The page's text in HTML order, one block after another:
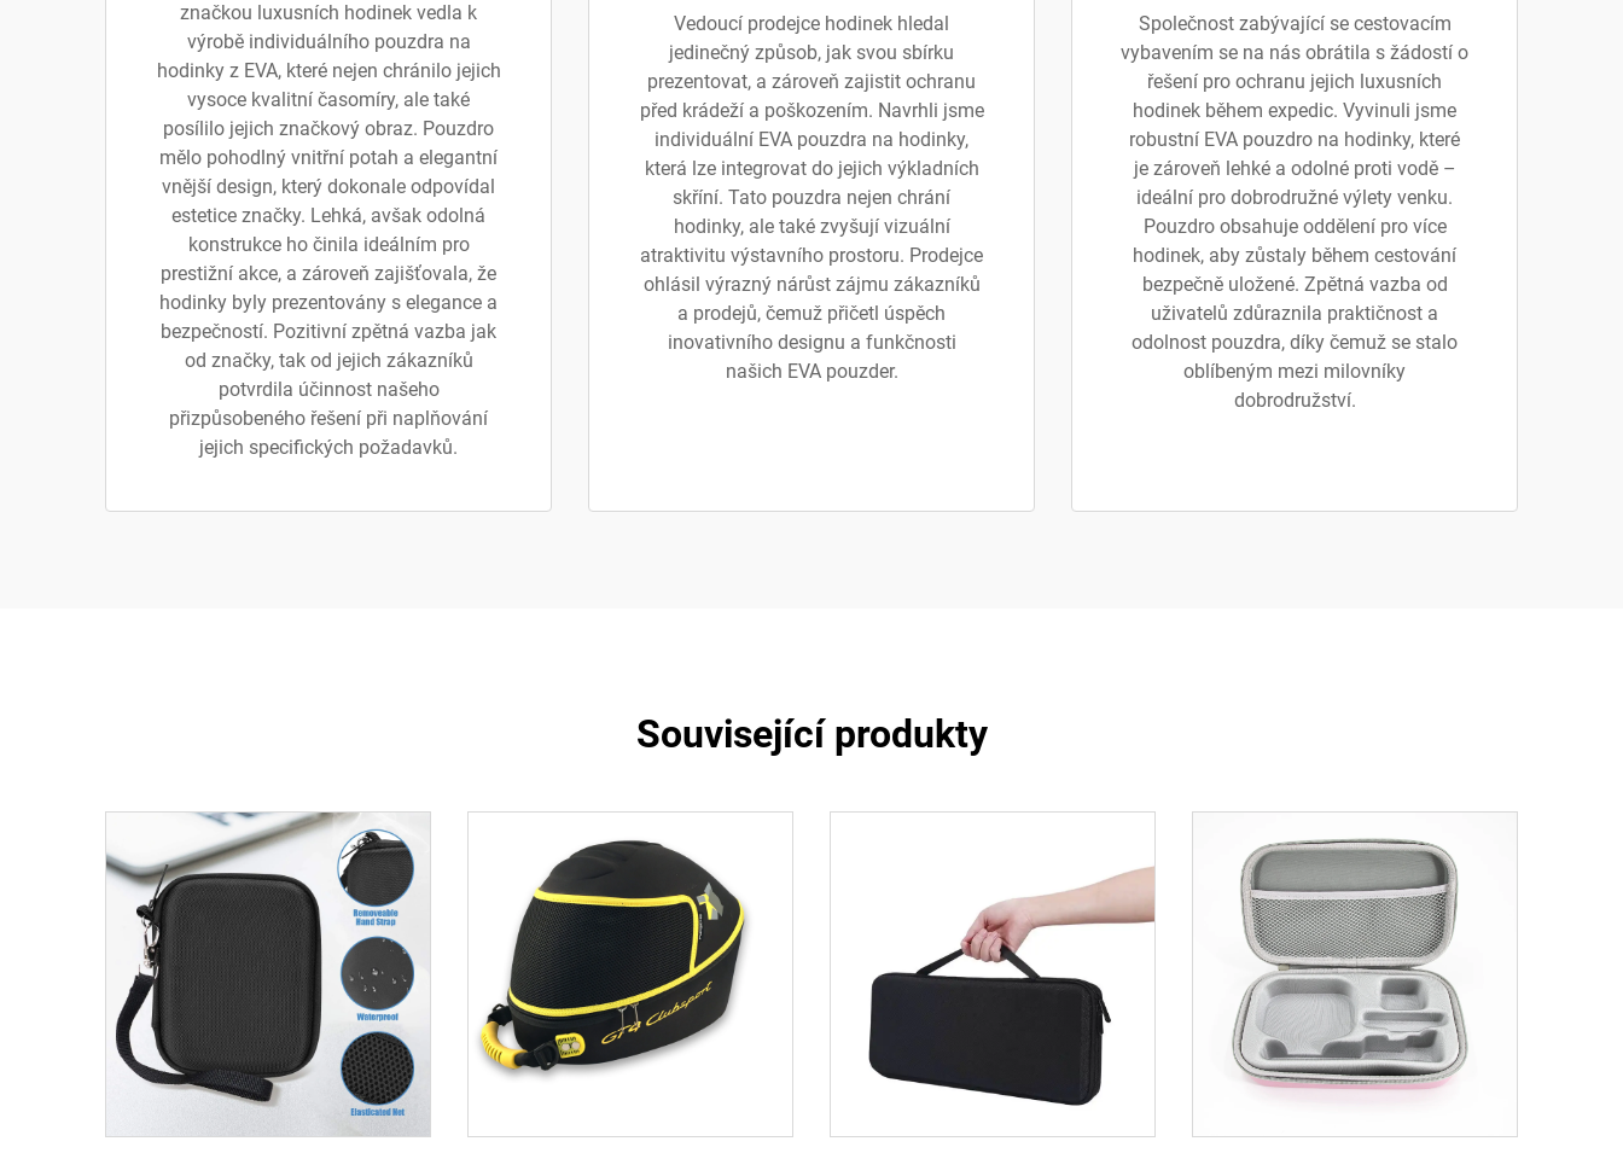
značkou luxusních hodinek vedla k
výrobě individuálního pouzdra na
hodinky z EVA, které nejen chránilo jejich
vysoce kvalitní časomíry, ale také
posílilo jejich značkový obraz. Pouzdro
mělo pohodlný vnitřní potah a elegantní
vnější design, který dokonale odpovídal
estetice značky. Lehká, avšak odolná
konstrukce ho činila ideálním pro
prestižní akce, a zároveň zajišťovala, že
hodinky byly prezentovány s elegance a
bezpečností. Pozitivní zpětná vazba jak
od značky, tak od jejich zákazníků
potvrdila účinnost našeho
přizpůsobeného řešení při naplňování
jejich specifických požadavků.
Vedoucí prodejce hodinek hledal
jedinečný způsob, jak svou sbírku
prezentovat, a zároveň zajistit ochranu
před krádeží a poškozením. Navrhli jsme
individuální EVA pouzdra na hodinky,
která lze integrovat do jejich výkladních
skříní. Tato pouzdra nejen chrání
hodinky, ale také zvyšují vizuální
atraktivitu výstavního prostoru. Prodejce
ohlásil výrazný nárůst zájmu zákazníků
a prodejů, čemuž přičetl úspěch
inovativního designu a funkčnosti
našich EVA pouzder.
Společnost zabývající se cestovacím
vybavením se na nás obrátila s žádostí o
řešení pro ochranu jejich luxusních
hodinek během expedic. Vyvinuli jsme
robustní EVA pouzdro na hodinky, které
je zároveň lehké a odolné proti vodě –
ideální pro dobrodružné výlety venku.
Pouzdro obsahuje oddělení pro více
hodinek, aby zůstaly během cestování
bezpečně uložené. Zpětná vazba od
uživatelů zdůraznila praktičnost a
odolnost pouzdra, díky čemuž se stalo
oblíbeným mezi milovníky
dobrodružství.
Související produkty